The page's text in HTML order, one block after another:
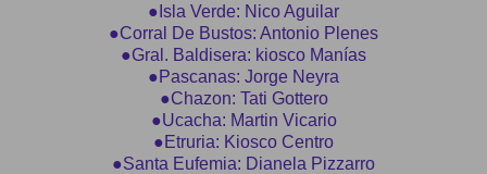
●Isla Verde: Nico Aguilar
●Corral De Bustos: Antonio Plenes
●Gral. Baldisera: kiosco Manías
●Pascanas: Jorge Neyra
●Chazon: Tati Gottero
●Ucacha: Martin Vicario
●Etruria: Kiosco Centro
●Santa Eufemia: Dianela Pizzarro